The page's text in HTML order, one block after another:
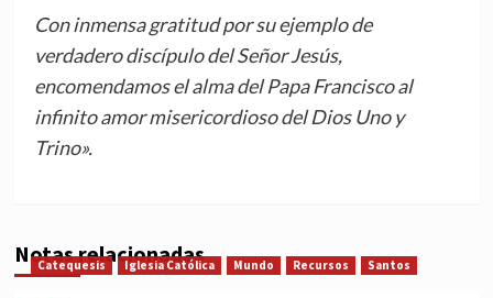
Con inmensa gratitud por su ejemplo de
verdadero discípulo del Señor Jesús,
encomendamos el alma del Papa Francisco al
infinito amor misericordioso del Dios Uno y
Trino».
Notas relacionadas
Catequesis Iglesia Católica Mundo Recursos Santos